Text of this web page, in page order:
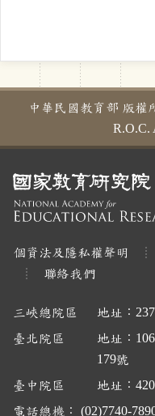
中華民國教育部 版權
R.O.C.
個資法及隱私權聲明
聯絡我們
三峽總院區
地址：
臺北院區
地址：
179號
臺中院區
地址：
電話總機： (02)7740-